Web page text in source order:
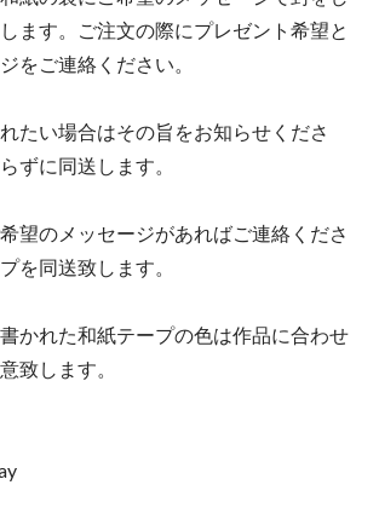
ます。ご注文の際にプレゼント希望と
をご連絡ください。
たい場合はその旨をお知らせくださ
ずに同送します。
望のメッセージがあればご連絡くださ
を同送致します。
かれた和紙テープの色は作品に合わせ
致します。